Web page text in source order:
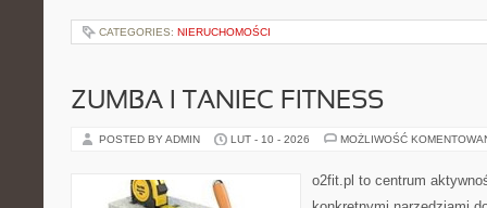
CATEGORIES: NIERUCHOMOŚCI
ZUMBA I TANIEC FITNESS
POSTED BY ADMIN LUT - 10 - 2026 MOŻLIWOŚĆ
o2fit.pl to centrum